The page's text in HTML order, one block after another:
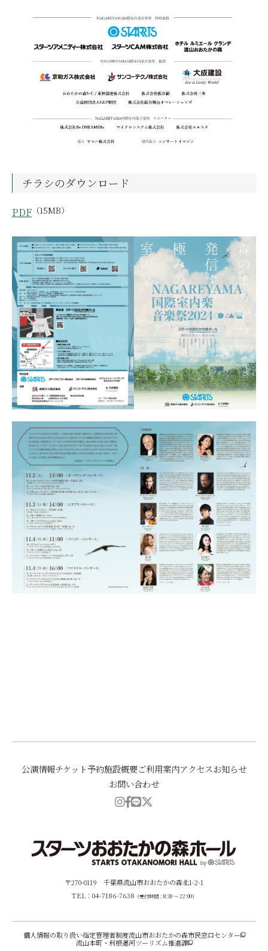
チラシのダウンロード
PDF （15MB）
公演情報チケット予約施設概要ご利用案内アクセスお知らせ
お問い合わせ
〒270-0119 千葉県流山市おおたかの森北1-2-1
TEL：04-7186-7638 （受付時間：8:30 ～ 22:00）
個人情報の取り扱い指定管理者制度流山市おおたかの森市民窓口センター
流山本町・利根運河ツーリズム推進課